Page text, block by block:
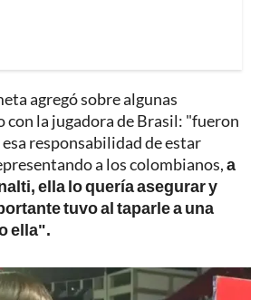
agregó sobre algunas
con la jugadora de Brasil: "fueron
responsabilidad de estar
a los colombianos,a
ella lo quería asegurar y
tuvo al taparle a una
ella".